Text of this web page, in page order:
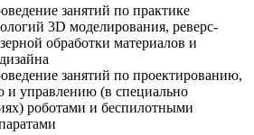
занятий по практике
3D моделирования, реверс-
обработки материалов и
занятий по проектированию,
и управлению (в специально
роботами и беспилотными